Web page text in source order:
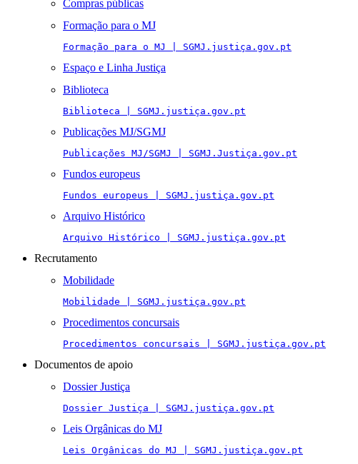
Compras públicas
Formação para o MJ
Formação para o MJ | SGMJ.justiça.gov.pt
Espaço e Linha Justiça
Biblioteca
Biblioteca | SGMJ.justiça.gov.pt
Publicações MJ/SGMJ
Publicações MJ/SGMJ | SGMJ.Justiça.gov.pt
Fundos europeus
Fundos europeus | SGMJ.justiça.gov.pt
Arquivo Histórico
Arquivo Histórico | SGMJ.justiça.gov.pt
Recrutamento
Mobilidade
Mobilidade | SGMJ.justiça.gov.pt
Procedimentos concursais
Procedimentos concursais | SGMJ.justiça.gov.pt
Documentos de apoio
Dossier Justiça
Dossier Justiça | SGMJ.justiça.gov.pt
Leis Orgânicas do MJ
Leis Orgânicas do MJ | SGMJ.justiça.gov.pt